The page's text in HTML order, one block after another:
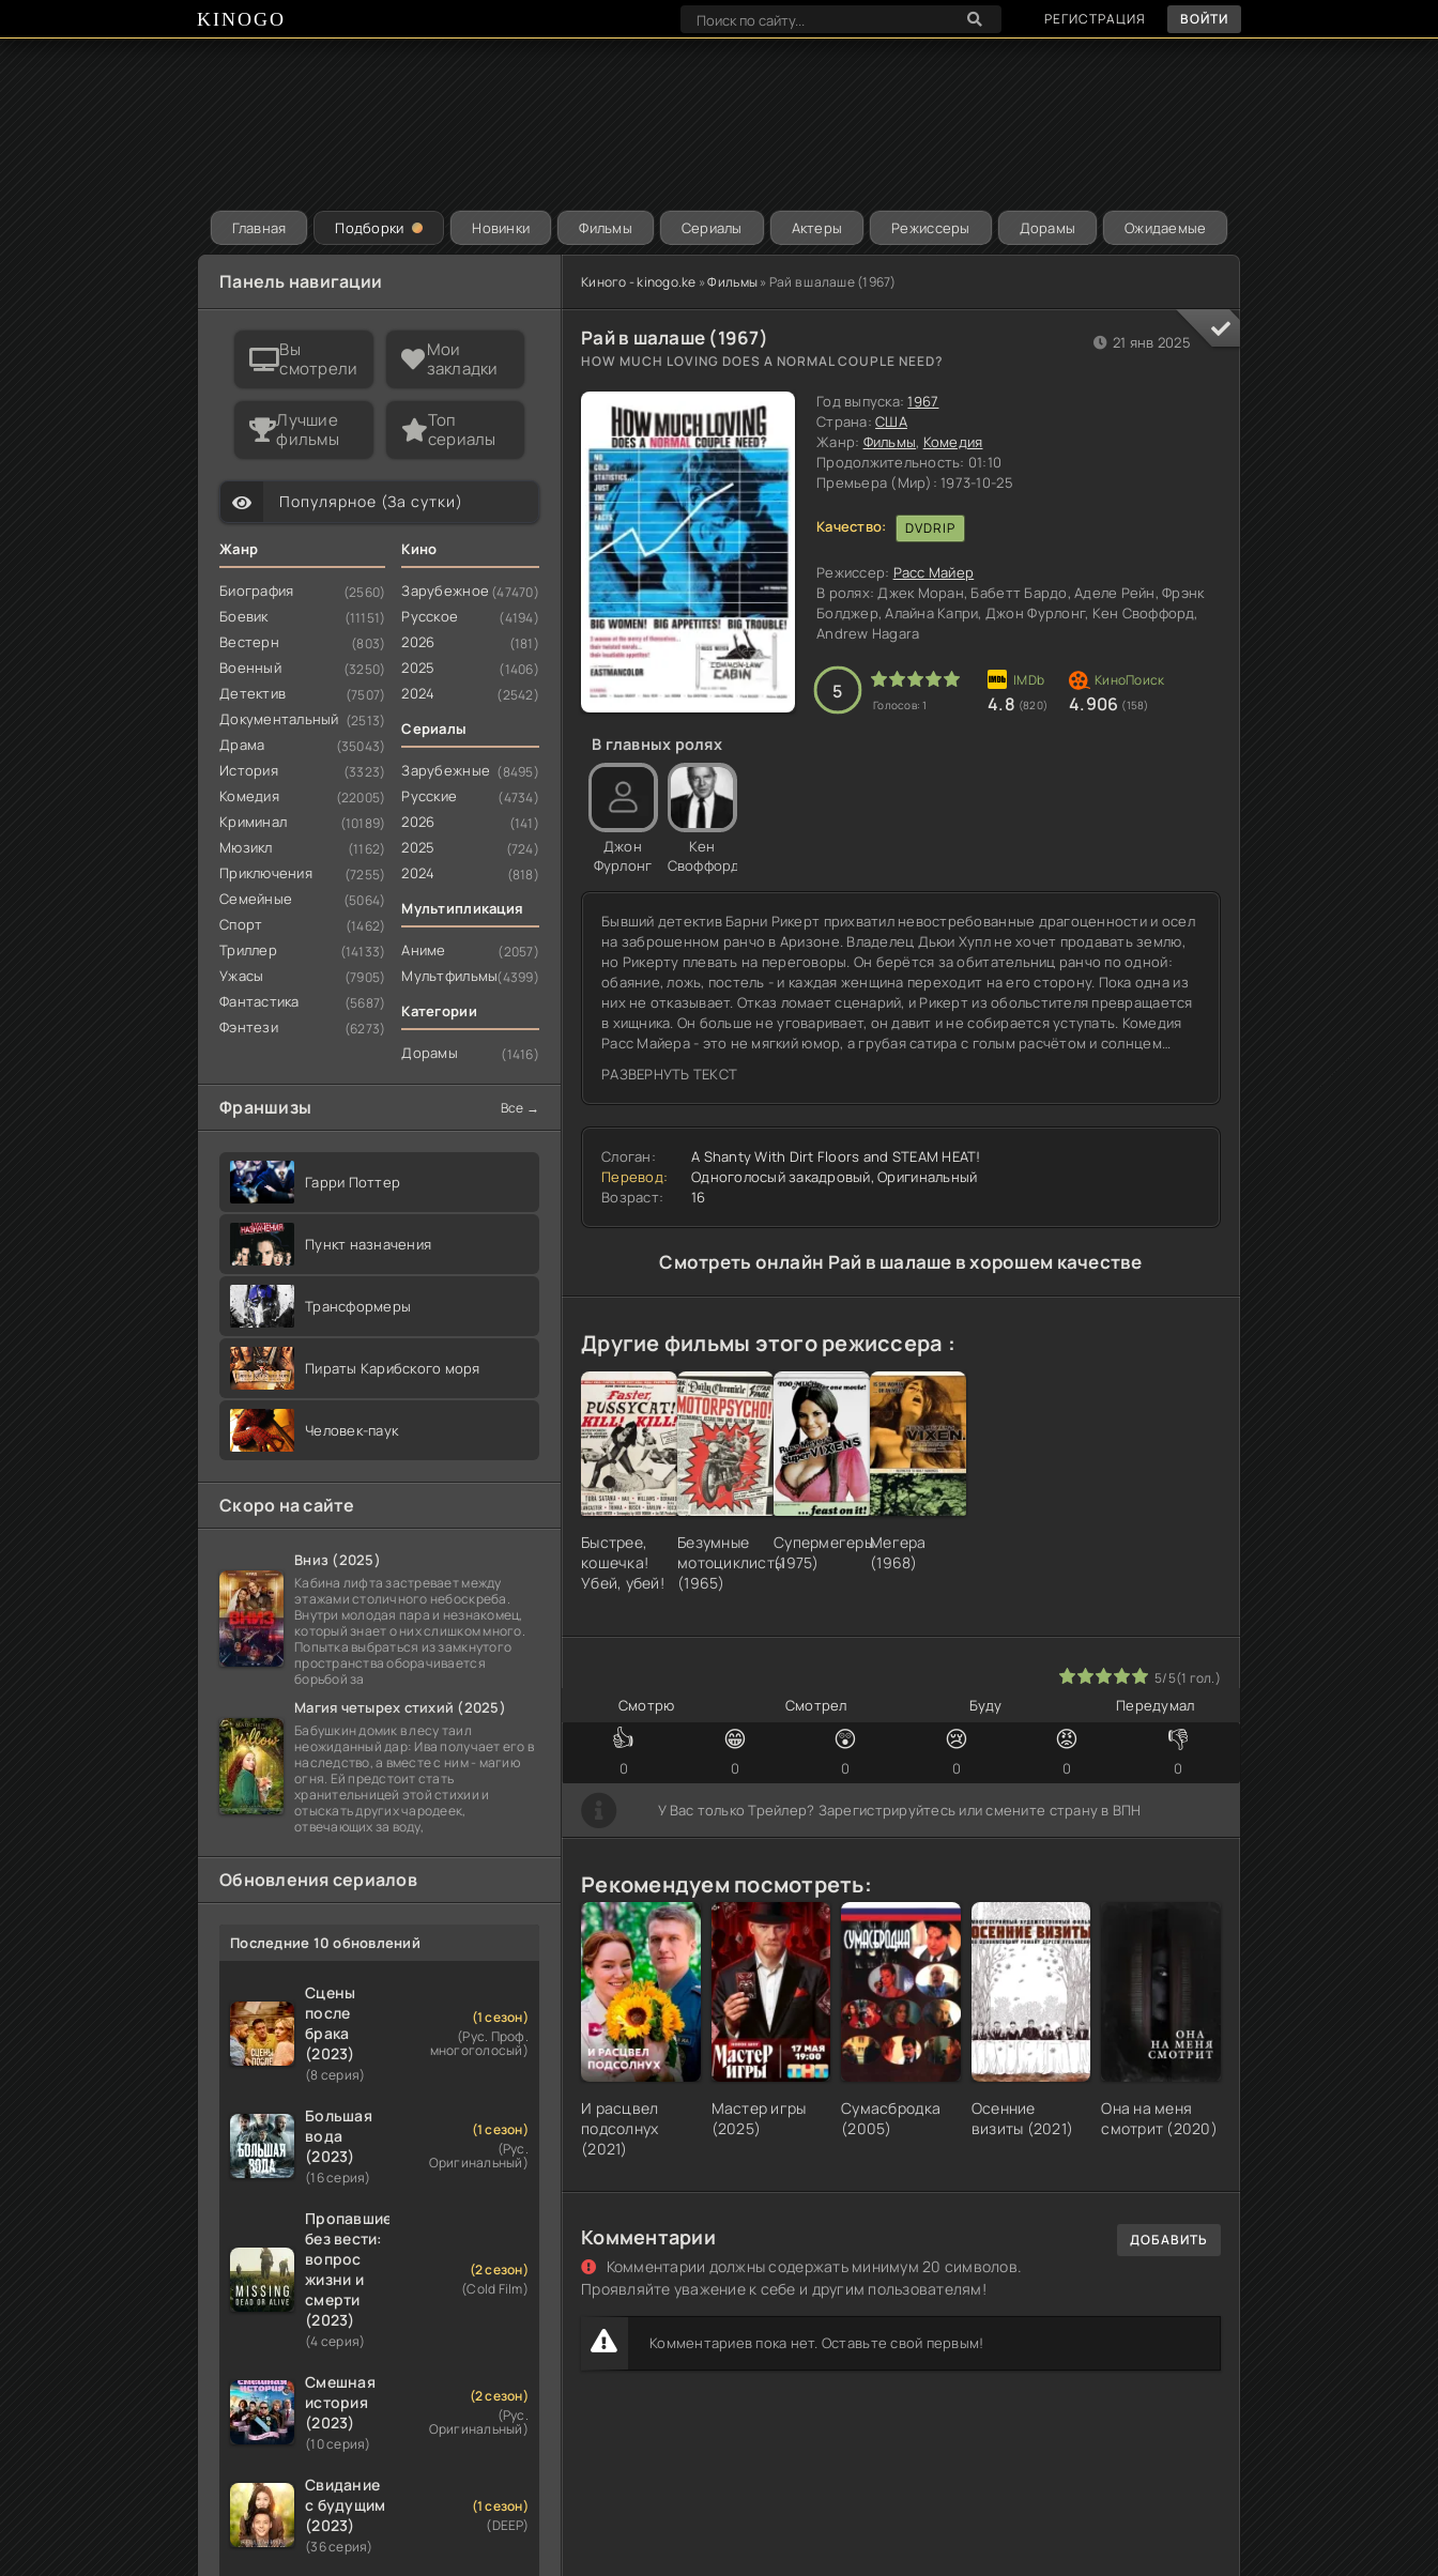
KINOGO РЕГИСТРАЦИЯ ВОЙТИ
Главная Подборки Новинки Фильмы Сериалы Актеры Режиссеры Дорамы Ожидаемые
Киного - kinogo.ke »Фильмы» Рай в шалаше (1967)
Рай в шалаше (1967)
HOW MUCH LOVING DOES A NORMAL COUPLE NEED?
Год выпуска: 1967
Страна: США
Жанр: Фильмы, Комедия
Продолжительность: 01:10
Премьера (Мир): 1973-10-25
Качество: DVDRIP
Режиссер: Расс Майер
В ролях: Джек Моран, Бабетт Бардо, Аделе Рейн, Фрэнк
Болджер, Алайна Капри, Джон Фурлонг, Кен Своффорд,
Andrew Hagara
5
Голосов:1
4
5
4.8 (820) 4.906 (158)
21 янв 2025
В главных ролях
Джон
Фурлонг
Кен
Своффорд
Бывший детектив Барни Рикерт прихватил невостребованные драгоценности и осел
на заброшенном ранчо в Аризоне. Владелец Дьюи Хупл не хочет продавать землю,
но Рикерту плевать на переговоры. Он берётся за обитательниц ранчо по одной:
обаяние, ложь, постель - и каждая женщина переходит на его сторону. Пока одна из
них не отказывает. Отказ ломает сценарий, и Рикерт из обольстителя превращается
в хищника. Он больше не уговаривает, он давит и не собирается уступать. Комедия
Расс Майера - это не мягкий юмор, а грубая сатира с голым расчётом и солнцем
оставляет ранчо ни единого шанса.
РАЗВЕРНУТЬ ТЕКСТ
Слоган:
A Shanty With Dirt Floors and STEAM HEAT!
Перевод:
Одноголосый закадровый, Оригинальный
Возраст:
16
Cмотреть онлайн Рай в шалаше в хорошем качестве
Другие фильмы этого режиссера :
Быстрее,
кошечка!
Убей, убей!
Безумные
мотоциклисты
(1965)
Супермегеры
(1975)
Мегера
(1968)
5/5(1 гол.)
Смотрю Смотрел Буду Передумал
👍
0
😁
0
😲
0
😢
0
😡
0
👎
0
У Вас только Трейлер? Зарегистрируйтесь или смените страну в ВПН
Рекомендуем посмотреть:
И расцвел
подсолнух
(2021)
Мастер игры
(2025)
Сумасбродка
(2005)
Осенние
визиты (2021)
Она на меня
смотрит (2020)
Комментарии
Комментарии должны содержать минимум 20 символов.
Проявляйте уважение к себе и другим пользователям!
ДОБАВИТЬ
Комментариев пока нет. Оставьте свой первым!
Панель навигации
Вы
смотрели
Мои
закладки
Лучшие
фильмы
Топ
сериалы
Популярное (За сутки)
Жанр
Биография (2560)
Боевик (11151)
Вестерн (803)
Военный (3250)
Детектив (7507)
Документальный (2513)
Драма (35043)
История (3323)
Комедия (22005)
Криминал (10189)
Мюзикл (1162)
Приключения (7255)
Семейные (5064)
Спорт (1462)
Триллер (14133)
Ужасы (7905)
Фантастика (5687)
Фэнтези (6273)
Кино
Зарубежное (47470)
Русское (4194)
2026 (181)
2025 (1406)
2024 (2542)
Сериалы
Зарубежные (8495)
Русские (4734)
2026 (141)
2025 (724)
2024 (818)
Мультипликация
Аниме (2057)
Мультфильмы(4399)
Категории
Дорамы (1416)
Франшизы Все →
Гарри Поттер
Пункт назначения
Трансформеры
Пираты Карибского моря
Человек-паук
Скоро на сайте
Вниз (2025)
Кабина лифта застревает между
этажами столичного небоскреба.
Внутри молодая пара и незнакомец,
который знает о них слишком много.
Попытка выбраться из замкнутого
пространства оборачивается
борьбой за
Магия четырех стихий (2025)
Бабушкин домик в лесу таил
неожиданный дар: Ива получает его в
наследство, а вместе с ним - магию
огня. Ей предстоит стать
хранительницей этой стихии и
отыскать других чародеек,
отвечающих за воду,
Обновления сериалов
Последние 10 обновлений
Сцены
после
брака
(2023)
(8 серия)
(1 сезон)
(Рус. Проф.
многоголосый)
Большая
вода
(2023)
(16 серия)
(1 сезон)
(Рус.
Оригинальный)
Пропавшие
без вести:
вопрос
жизни и
смерти
(2023)
(4 серия)
(2 сезон)
(Cold Film)
Смешная
история
(2023)
(10 серия)
(2 сезон)
(Рус.
Оригинальный)
Свидание
с будущим
(2023)
(36 серия)
(1 сезон)
(DEEP)